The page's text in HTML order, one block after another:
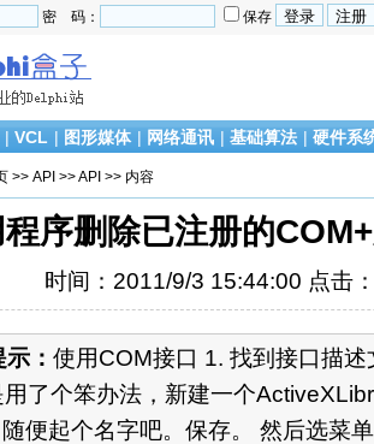
密 码： 保存
| VCL | 图形媒体 | 网络通讯 | 基础算法 | 硬件系
>> API >>API >> 内容
程序删除已注册的
时间：2011/9/3 15:44:00 点击
： 使用COM接口 1. 找到接口描
了个笨办法，新建一个
便起个名字吧。保存。 然后选菜